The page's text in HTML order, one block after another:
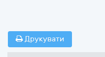
Друкувати